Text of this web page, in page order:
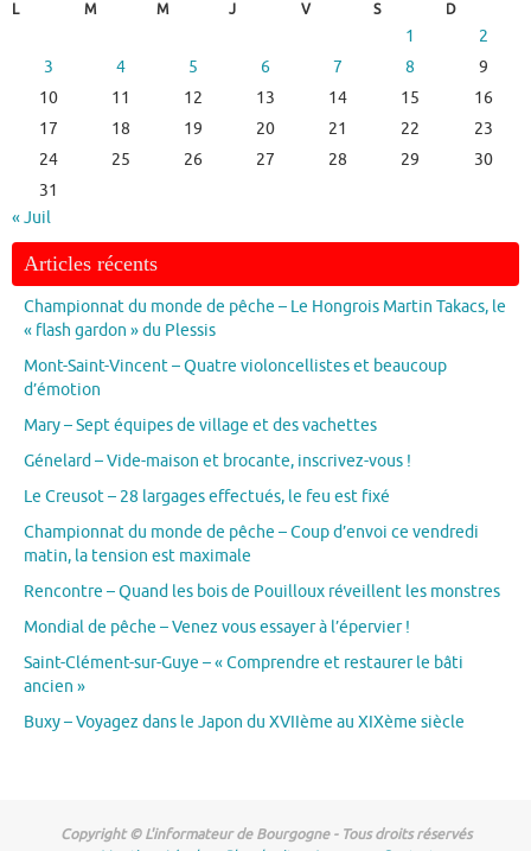
L
M M J V S D
1
2
3
4 5 6 7 8
9
10
11 12 13 14 15
16
17
18 19 20 21 22
23
24
25 26 27 28 29
30
31
« Juil
Articles récents
Championnat du monde de pêche – Le Hongrois Martin Takacs, le
« flash gardon » du Plessis
Mont-Saint-Vincent – Quatre violoncellistes et beaucoup
d’émotion
Mary – Sept équipes de village et des vachettes
Génelard – Vide-maison et brocante, inscrivez-vous !
Le Creusot – 28 largages effectués, le feu est fixé
Championnat du monde de pêche – Coup d’envoi ce vendredi
matin, la tension est maximale
Rencontre – Quand les bois de Pouilloux réveillent les monstres
Mondial de pêche – Venez vous essayer à l’épervier !
Saint-Clément-sur-Guye – « Comprendre et restaurer le bâti
ancien »
Buxy – Voyagez dans le Japon du XVIIème au XIXème siècle
Copyright © L'informateur de Bourgogne - Tous droits réservés